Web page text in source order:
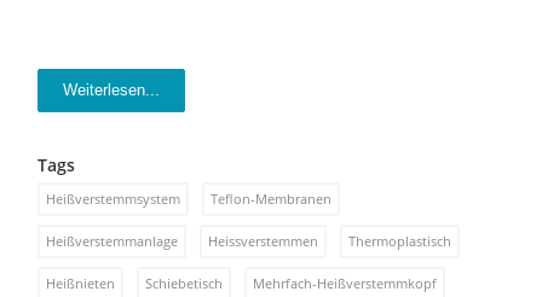
Weiterlesen...
Tags
Heißverstemmsystem Teflon-Membranen
Heißverstemmanlage Heissverstemmen Thermoplastisch
Heißnieten Schiebetisch Mehrfach-Heißverstemmkopf